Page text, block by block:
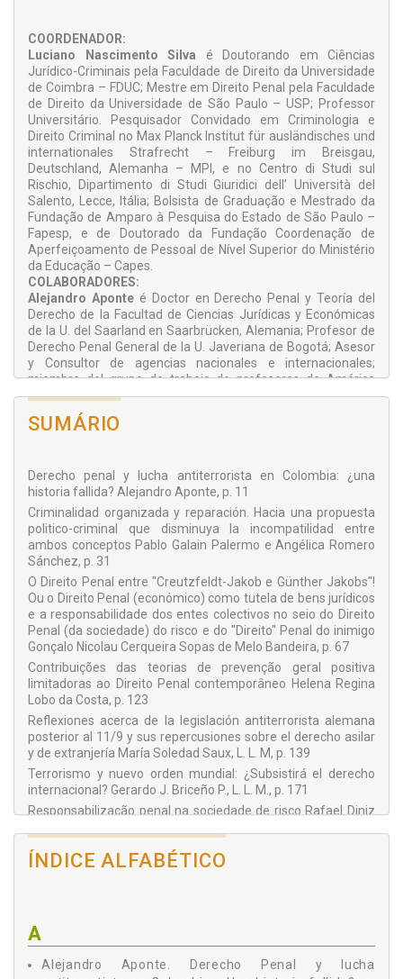
COORDENADOR:
Luciano Nascimento Silva é Doutorando em Ciências
Jurídico-Criminais pela Faculdade de Direito da Universidade
de Coimbra – FDUC; Mestre em Direito Penal pela Faculdade
de Direito da Universidade de São Paulo – USP; Professor
Universitário. Pesquisador Convidado em Criminologia e
Direito Criminal no Max Planck Institut für ausländisches und
internationales Strafrecht – Freiburg im Breisgau,
Deutschland, Alemanha – MPI, e no Centro di Studi sul
Rischio, Dipartimento di Studi Giuridici dell’ Università del
Salento, Lecce, Itália; Bolsista de Graduação e Mestrado da
Fundação de Amparo à Pesquisa do Estado de São Paulo –
Fapesp, e de Doutorado da Fundação Coordenação de
Aperfeiçoamento de Pessoal de Nível Superior do Ministério
da Educação – Capes.
COLABORADORES:
Alejandro Aponteé Doctor en Derecho Penal y Teoría del
Derecho de la Facultad de Ciencias Jurídicas y Económicas
de la U. del Saarland en Saarbrücken, Alemania; Profesor de
Derecho Penal General de la U. Javeriana de Bogotá; Asesor
y Consultor de agencias nacionales e internacionales;
miembro del grupo de trabajo de profesores de América
Latina, patrocinado por la fundación Konrad-Adenauer sobre
Justicia Penal Internacional; Profesor invitado al Instituto
Max-Planck para Derecho Penal Internacional de la ciudad de
Católica Andrés Bello, Caracas, Venezuela; Master en Leyes y
Doctorando en la Universidad Albert-Ludwigs, Friburgo de
Brisgovia, Alemania; Investigador invitado en el Instituto Max-
Planck para el Estudio del Derecho Penal Internacional y
Extranjero, Alemania; Profesor invitado del Post-Grado en
Derecho Penal Internacional, Universidad Metropolitana,
Caracas; Presidente-Fundador de la Asociación Venezolano-
Alemana de Juristas – Avajuris; Becario de la Fundación
Konrad-Adenauer.
Gonçalo Nicolau Cerqueira Sopas de Melo Bandeiraé
Nascido em 1972 na Cidade do Porto, Portugal, o Autor fez
todo o seu percurso pré-académico na Cidade de Braga,
nomeadamente no Conservatório de Música Calouste
Gulbenkian; na Escola eb 2,3 André Soares e na Escola
Secundária Dra. Maria II. Participou activamente em diversos
Seminários e Jornadas Jurídicas e tem diversos trabalhos
publicados pela “Editora Livraria Almedina-Coimbra”, pela
“Coimbra Editora” e na Internet. A partir de Outubro de 1996
exerceu as funções de Consultor Jurídico na Fundação Obra
de Nossa Senhora das Candeias – Instituição Particular de
Solidariedade Social com sede no Porto – sendo
presentemente seu colaborador voluntário. Desde Abril de
2000 que é “Inside Lawyer” no Grupo Sonae: Jurisconsulto no
Departamento Legal da Modelo Continente, S.G.P.S., S.A. –
Grupo Económico Multinacional Holding SO.NA.E., estrutura
Formação como, v.g., o “Comércio Electrónico – Alguns
Aspectos Jurídico-Económicos” e a “A transição para o € em
Portugal e na União Europeia”. Docente/Assistente da Escola
SUMÁRIO
Derecho penal y lucha antiterrorista en Colombia: ¿una
historia fallida? Alejandro Aponte, p. 11
Criminalidad organizada y reparación. Hacia una propuesta
politico-criminal que disminuya la incompatilidad entre
ambos conceptos Pablo Galain Palermo e Angélica Romero
Sánchez, p. 31
O Direito Penal entre "Creutzfeldt-Jakob e Günther Jakobs"!
Ou o Direito Penal (económico) como tutela de bens jurídicos
e a responsabilidade dos entes colectivos no seio do Direito
Penal (da sociedade) do risco e do "Direito" Penal do inimigo
Gonçalo Nicolau Cerqueira Sopas de Melo Bandeira, p. 67
Contribuições das teorias de prevenção geral positiva
limitadoras ao Direito Penal contemporâneo Helena Regina
Lobo da Costa, p. 123
Reflexiones acerca de la legislación antiterrorista alemana
posterior al 11/9 y sus repercusiones sobre el derecho asilar
y de extranjería María Soledad Saux, L. L. M, p. 139
Terrorismo y nuevo orden mundial: ¿Subsistirá el derecho
internacional? Gerardo J. Briceño P., L. L. M., p. 171
Responsabilização penal na sociedade de risco Rafael Diniz
O Direito Penal Econômico como Direito Penal da Empresa (o
dualismo jurídico-criminalsocietas delinquere non potest vs
ÍNDICE ALFABÉTICO
A
Alejandro Aponte. Derecho Penal y lucha